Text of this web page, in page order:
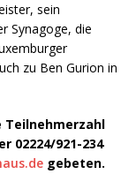
sein
Synagoge, die
zu Ben Gurion in
Teilnehmerzahl
02224/921-234
gebeten.